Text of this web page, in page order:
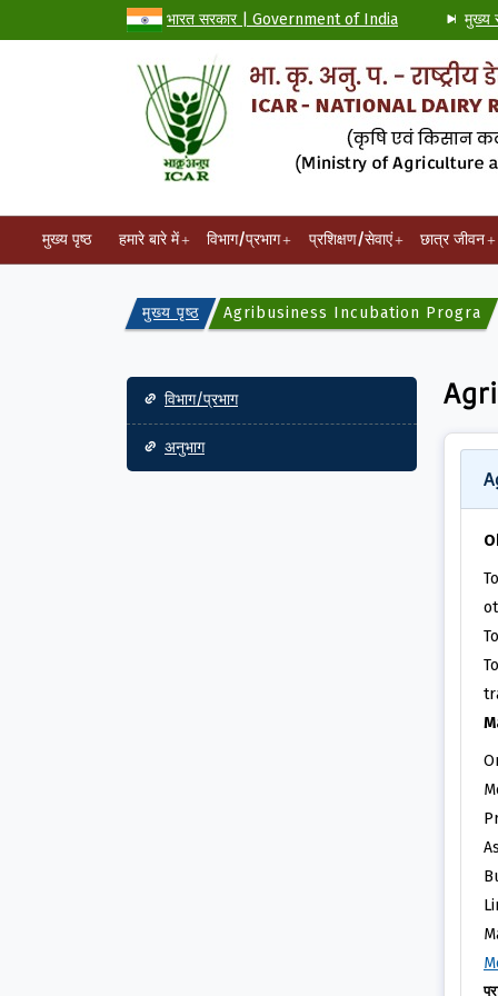
भारत सरकार | Government of India मुख्य
मुख्य पृष्ठ हमारे बारे में विभाग/प्रभाग प्रशिक्षण/सेवाएं छात्र जीवन
मुख्य पृष्ठ Agribusiness Incubation
Main navigation
विभाग/प्रभाग
अनुभाग